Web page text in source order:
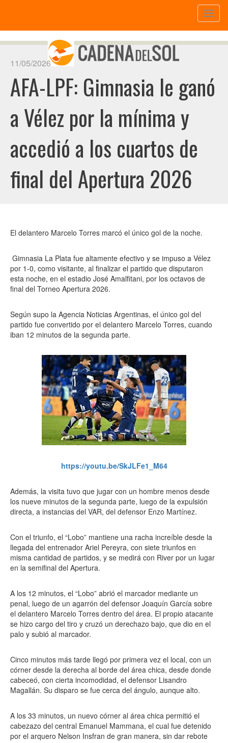
11/05/2026
AFA-LPF: Gimnasia le ganó
a Vélez por la mínima y
accedió a los cuartos de
final del Apertura 2026
El delantero Marcelo Torres marcó el único gol de la noche.
Gimnasia La Plata fue altamente efectivo y se impuso a Vélez
por 1-0, como visitante, al finalizar el partido que disputaron
esta noche, en el estadio José Amalfitani, por los octavos de
final del Torneo Apertura 2026.
Según supo la Agencia Noticias Argentinas, el único gol del
partido fue convertido por el delantero Marcelo Torres, cuando
iban 12 minutos de la segunda parte.
https://youtu.be/SkJLFe1_M64
Además, la visita tuvo que jugar con un hombre menos desde
los nueve minutos de la segunda parte, luego de la expulsión
directa, a instancias del VAR, del defensor Enzo Martínez.
Con el triunfo, el “Lobo” mantiene una racha increíble desde la
llegada del entrenador Ariel Pereyra, con siete triunfos en
misma cantidad de partidos, y se medirá con River por un lugar
en la semifinal del Apertura.
A los 12 minutos, el “Lobo” abrió el marcador mediante un
penal, luego de un agarrón del defensor Joaquín García sobre
el delantero Marcelo Torres dentro del área. El propio atacante
se hizo cargo del tiro y cruzó un derechazo bajo, que dio en el
palo y subió al marcador.
Cinco minutos más tarde llegó por primera vez el local, con un
córner desde la derecha al borde del área chica, desde donde
cabeceó, con cierta incomodidad, el defensor Lisandro
Magallán. Su disparo se fue cerca del ángulo, aunque alto.
A los 33 minutos, un nuevo córner al área chica permitió el
cabezazo del central Emanuel Mammana, el cual fue detenido
por el arquero Nelson Insfran de gran manera, sin dar rebote